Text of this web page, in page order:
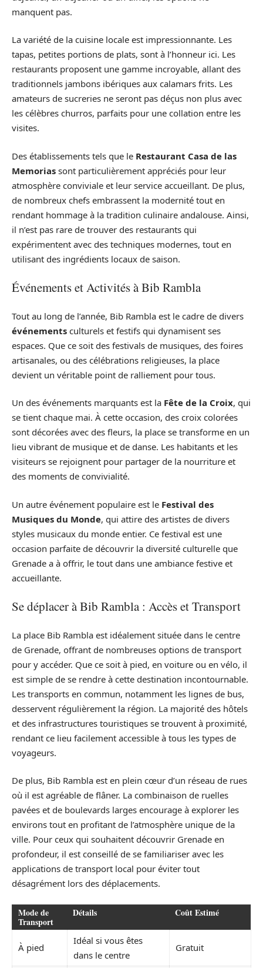
manquent pas.
La variété de la cuisine locale est impressionnante. Les
tapas, petites portions de plats, sont à l’honneur ici. Les
restaurants proposent une gamme incroyable, allant des
traditionnels jambons ibériques aux calamars frits. Les
amateurs de sucreries ne seront pas déçus non plus avec
les célèbres churros, parfaits pour une collation entre les
visites.
Des établissements tels que le Restaurant Casa de las
Memorias sont particulièrement appréciés pour leur
atmosphère conviviale et leur service accueillant. De plus,
de nombreux chefs embrassent la modernité tout en
rendant hommage à la tradition culinaire andalouse. Ainsi,
il n’est pas rare de trouver des restaurants qui
expérimentent avec des techniques modernes, tout en
utilisant des ingrédients locaux de saison.
Événements et Activités à Bib Rambla
Tout au long de l’année, Bib Rambla est le cadre de divers
événements culturels et festifs qui dynamisent ses
espaces. Que ce soit des festivals de musiques, des foires
artisanales, ou des célébrations religieuses, la place
devient un véritable point de ralliement pour tous.
Un des événements marquants est la Fête de la Croix, qui
se tient chaque mai. À cette occasion, des croix colorées
sont décorées avec des fleurs, la place se transforme en un
lieu vibrant de musique et de danse. Les habitants et les
visiteurs se rejoignent pour partager de la nourriture et
des moments de convivialité.
Un autre événement populaire est le Festival des
Musiques du Monde, qui attire des artistes de divers
styles musicaux du monde entier. Ce festival est une
occasion parfaite de découvrir la diversité culturelle que
Grenade a à offrir, le tout dans une ambiance festive et
accueillante.
Se déplacer à Bib Rambla : Accès et Transport
La place Bib Rambla est idéalement située dans le centre
de Grenade, offrant de nombreuses options de transport
pour y accéder. Que ce soit à pied, en voiture ou en vélo, il
est simple de se rendre à cette destination incontournable.
Les transports en commun, notamment les lignes de bus,
desservent régulièrement la région. La majorité des hôtels
et des infrastructures touristiques se trouvent à proximité,
rendant ce lieu facilement accessible à tous les types de
voyageurs.
De plus, Bib Rambla est en plein cœur d’un réseau de rues
où il est agréable de flâner. La combinaison de ruelles
pavées et de boulevards larges encourage à explorer les
environs tout en profitant de l’atmosphère unique de la
ville. Pour ceux qui souhaitent découvrir Grenade en
profondeur, il est conseillé de se familiariser avec les
applications de transport local pour éviter tout
désagrément lors des déplacements.
Mode de
Transport
Détails Coût Estimé
À pied
Idéal si vous êtes
dans le centre
Gratuit